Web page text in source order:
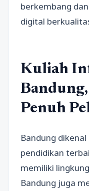
berkembang
digital
Kuliah
Penuh
Bandung
pendidikan
memiliki
Bandung juga